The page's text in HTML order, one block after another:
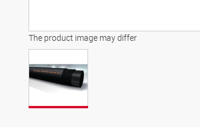
The product image may differ